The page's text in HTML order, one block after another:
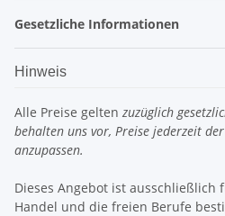
Gesetzliche Informationen
Hinweis
Alle Preise gelten zuzüglich
behalten uns vor, Preise jederzeit
anzupassen.
Dieses Angebot ist ausschließlich
Handel und die freien Berufe